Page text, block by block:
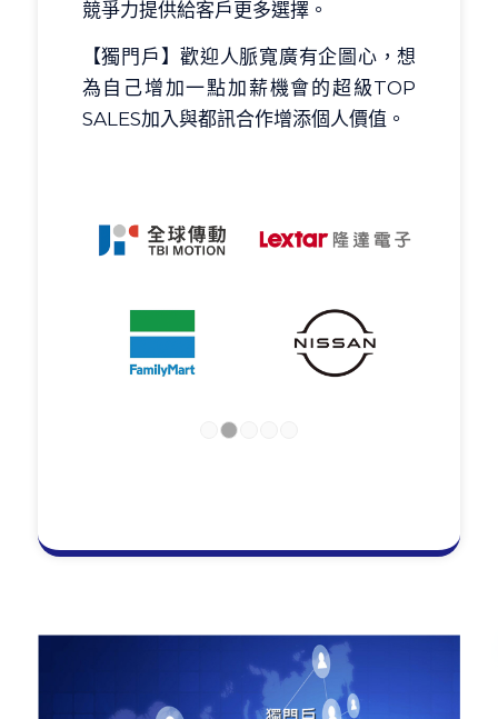
競爭力提供給客戶更多選擇。
【獨門戶】歡迎人脈寬廣有企圖心，想
為自己增加一點加薪機會的超級TOP
SALES加入與都訊合作增添個人價值。